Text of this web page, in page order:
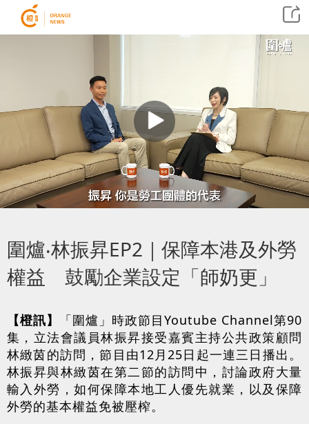
圍爐‧林振昇EP2｜保障本港及外勞
權益 鼓勵企業設定「師奶更」
【橙訊】
「圍爐」時政節目Youtube Channel第90
集，立法會議員林振昇接受嘉賓主持公共政策顧問
林緻茵的訪問，節目由12月25日起一連三日播出。
林振昇與林緻茵在第二節的訪問中，討論政府大量
輸入外勞，如何保障本地工人優先就業，以及保障
外勞的基本權益免被壓榨。